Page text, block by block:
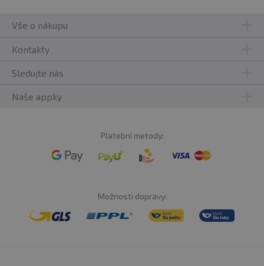
Vše o nákupu
Kontakty
Sledujte nás
Naše appky
Platební metody:
Možnosti dopravy: